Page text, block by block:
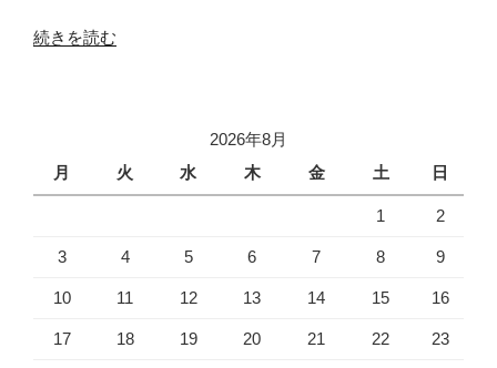
“面
く
続きを読む
2026年8月
月
火 水 木 金 土 日
1 2
3 4 5 6 7 8 9
10 11 12 13 14 15 16
17 18 19 20 21 22 23